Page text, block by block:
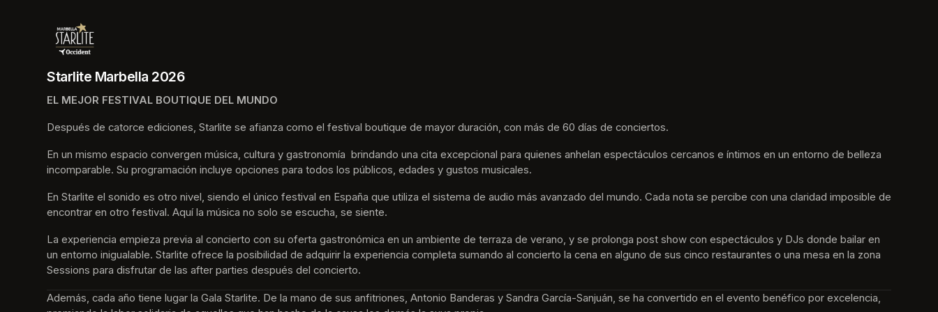
Starlite Marbella 2026
EL MEJOR FESTIVAL BOUTIQUE DEL MUNDO
Después de catorce ediciones, Starlite se afianza como el festival boutique de mayor duración, con más de 60 días de conciertos.
En un mismo espacio convergen música, cultura y gastronomía  brindando una cita excepcional para quienes anhelan espectáculos cercanos e íntimos en un entorno de belleza
incomparable. Su programación incluye opciones para todos los públicos, edades y gustos musicales.
En Starlite el sonido es otro nivel, siendo el único festival en España que utiliza el sistema de audio más avanzado del mundo. Cada nota se percibe con una claridad imposible de
encontrar en otro festival. Aquí la música no solo se escucha, se siente.
La experiencia empieza previa al concierto con su oferta gastronómica en un ambiente de terraza de verano, y se prolonga post show con espectáculos y DJs donde bailar en
un entorno inigualable. Starlite ofrece la posibilidad de adquirir la experiencia completa sumando al concierto la cena en alguno de sus cinco restaurantes o una mesa en la zona
Sessions para disfrutar de las after parties después del concierto.
Además, cada año tiene lugar la Gala Starlite. De la mano de sus anfitriones, Antonio Banderas y Sandra García-Sanjuán, se ha convertido en el evento benéfico por excelencia,